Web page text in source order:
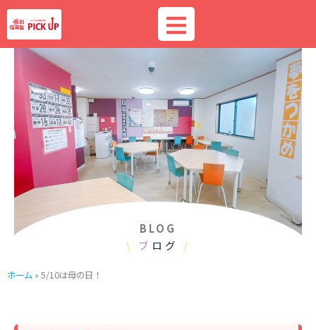
内
容
を
BLOG
\
ブ ログ /
ホーム » 5/10は母の日！